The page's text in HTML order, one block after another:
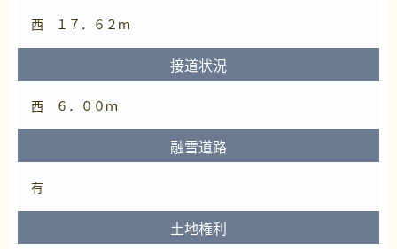
西 １７．６２ｍ
接道状況
西 ６．００ｍ
融雪道路
有
土地権利